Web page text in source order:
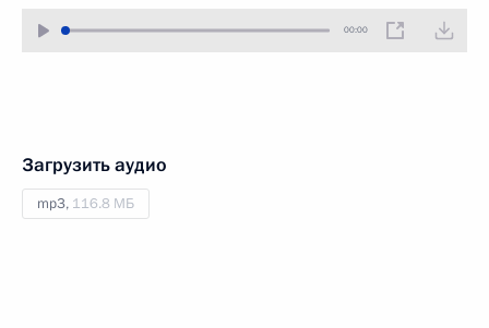
00:00
Загрузить аудио
mp3, 116.8 МБ